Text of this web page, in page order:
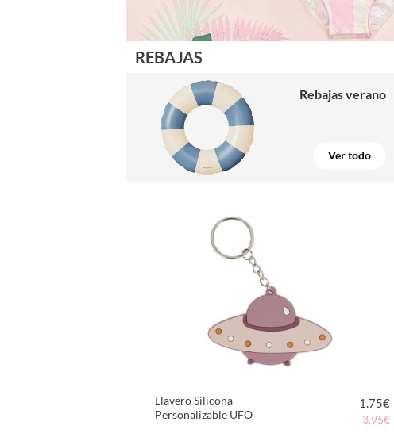
REBAJAS
Rebajas verano
Ver todo
Llavero Silicona
Personalizable UFO
1.75€
3.95€